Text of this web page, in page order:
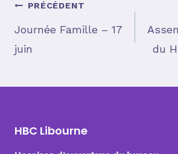
de
l’article
PRÉCÉDENT
Journée Famille – 17
juin
du
HBC Libourne